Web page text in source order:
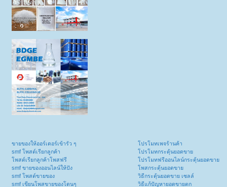
ขายของให้ออร์เดอร์เข้ารัว ๆ
smf โพสต์เรียกลูกค้า
โพสต์เรียกลูกค้าโพสฟรี
smf ขายของออนไลน์ให้ปัง
smf โพสต์ขายของ
smf เขียนโพสขายของโดนๆ
โปรโมทเพจร้านค้า
โปรโมทกระตุ้นยอดขาย
โปรโมทฟรีออนไลน์กระตุ้นยอดขาย
โพสกระตุ้นยอดขาย
วิธีกระตุ้นยอดขาย เซลล์
วิธีแก้ปัญหายอดขายตก